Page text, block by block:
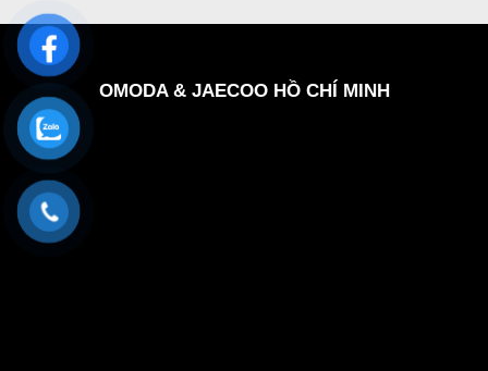
OMODA & JAECOO HỒ CHÍ MINH